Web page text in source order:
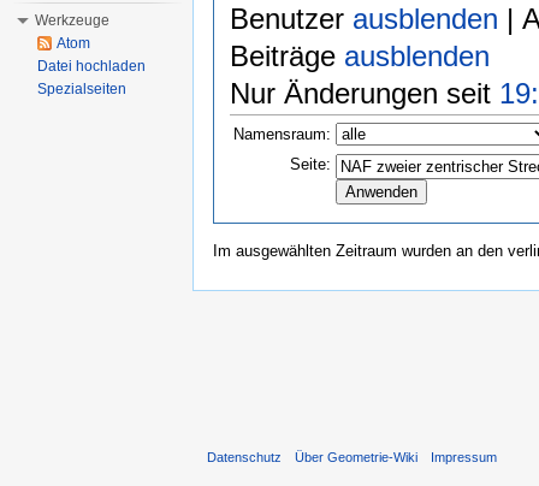
Benutzer ausblenden |
Beiträge ausblenden
Nur Änderungen seit
Namensraum:
Seite:
Im ausgewählten Zeitraum wurden an den
Werkzeuge
Atom
Datei hochladen
Spezialseiten
Datenschutz Über Geometrie-Wiki Impressum